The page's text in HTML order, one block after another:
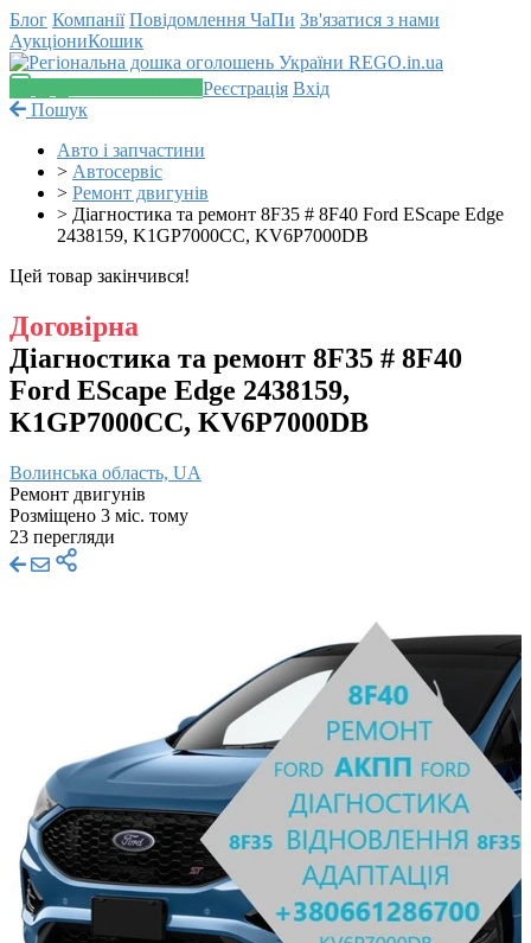
Блог Компанії Повідомлення ЧаПи Зв'язатися з нами
АукціониКошик
Реєстрація Вхід
Пошук
Авто і запчастини
> Автосервіс
> Ремонт двигунів
> Діагностика та ремонт 8F35 # 8F40 Ford EScape Edge
2438159, K1GP7000CC, KV6P7000DB
Цей товар закінчився!
Договірна
Діагностика та ремонт 8F35 # 8F40
Ford EScape Edge 2438159,
K1GP7000CC, KV6P7000DB
Волинська область, UA
Ремонт двигунів
Розміщено 3 міс. тому
23 перегляди